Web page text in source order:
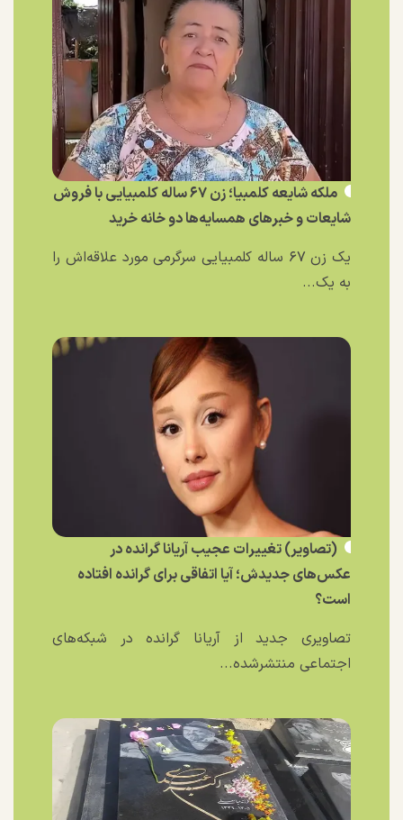
ملکه شایعه کلمبیا؛ زن ۶۷ ساله کلمبیایی با فروش
شایعات و خبر‌های همسایه‌ها دو خانه خرید
یک زن ۶۷ ساله کلمبیایی سرگرمی مورد علاقه‌اش را
به یک...
(تصاویر) تغییرات عجیب آریانا گرانده در
عکس‌های جدیدش؛ آیا اتفاقی برای گرانده افتاده
است؟
تصاویری جدید از آریانا گرانده در شبکه‌های
اجتماعی منتشرشده...